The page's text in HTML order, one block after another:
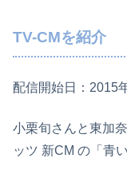
TV-CMを紹介
配信開始日：2015
小栗旬さんと東加
ッツ 新CM の「青